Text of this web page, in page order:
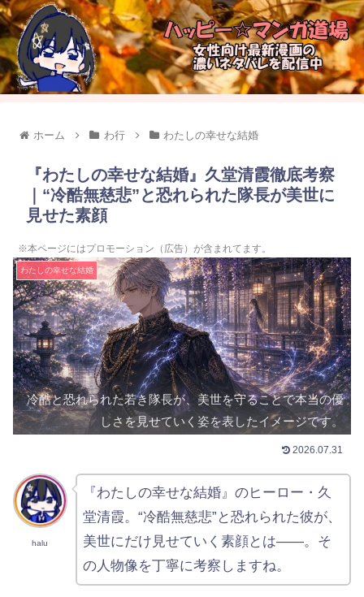
ホーム わ行 わたしの幸せな結婚
『わたしの幸せな結婚』久堂清霞徹底考察
｜“冷酷無慈悲”と恐れられた隊長が美世に
見せた素顔
※本ページにはプロモーション（広告）が含まれてます。
わたしの幸せな結婚
冷酷と恐れられた若き隊長が、美世を守ることで本当の優
しさを見せていく姿を表したイメージです。
2026.07.31
halu
『わたしの幸せな結婚』のヒーロー・久
堂清霞。“冷酷無慈悲”と恐れられた彼が、
美世にだけ見せていく素顔とは——。そ
の人物像を丁寧に考察しますね。